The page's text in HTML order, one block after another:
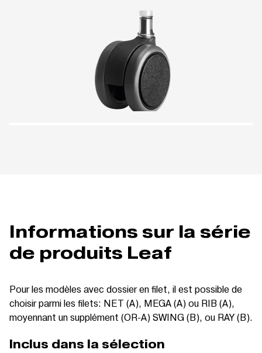
Informations sur la série
de produits Leaf
Pour les modèles avec dossier en filet, il est possible de
choisir parmi les filets: NET (A), MEGA (A) ou RIB (A),
moyennant un supplément (OR-A) SWING (B), ou RAY (B).
Inclus dans la sélection